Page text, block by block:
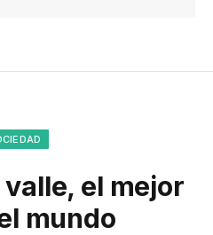
el mejor
mundo